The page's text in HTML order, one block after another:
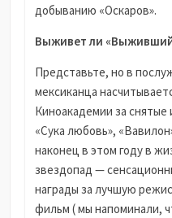
добыванию «Оскаров».
Выживет ли
Представьте, но в
мексиканца
Киноакадемии за
«Сука любовь»,
наконец в этом году в
звездопад —
награды за лучшую
фильм ( мы напоминали,